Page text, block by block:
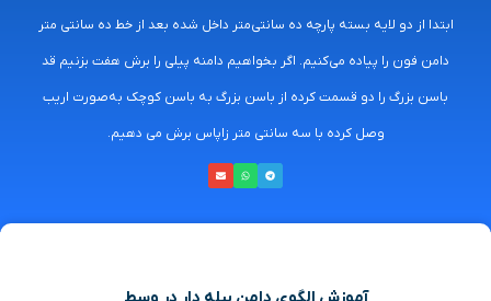
ابتدا از دو لایه بسته پارچه ده سانتی‌متر داخل شده بعد از خط ده سانتی‌ متر
دامن فون را پیاده می‌کنیم. اگر بخواهیم دامنه پیلی را برش هفت بزنیم قد
باسن بزرگ را دو قسمت کرده از باسن بزرگ به باسن کوچک به‌صورت اریب
وصل کرده با سه سانتی‌ متر زاپاس برش می‌ دهیم.